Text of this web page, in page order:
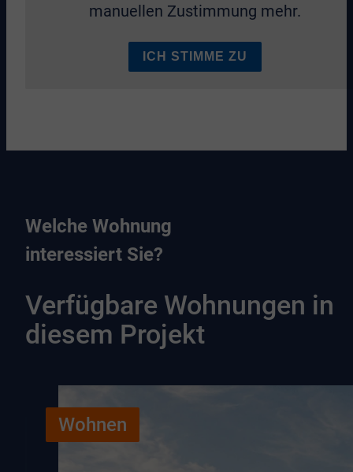
manuellen Zustimmung mehr.
ICH STIMME ZU
Welche Wohnung
interessiert Sie?
Verfügbare Wohnungen in
diesem Projekt
Wohnen